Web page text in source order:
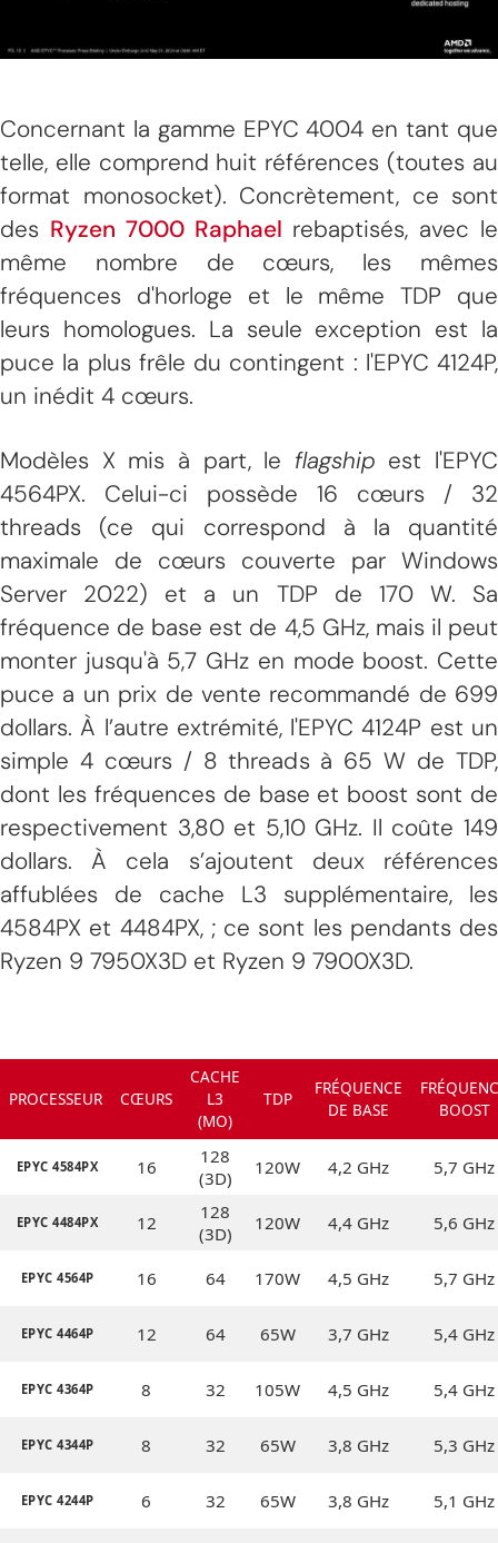
Concernant la gamme EPYC 4004 en tant que
telle, elle comprend huit références (toutes au
format monosocket). Concrètement, ce sont
des Ryzen 7000 Raphael rebaptisés, avec le
même nombre de cœurs, les mêmes
fréquences d'horloge et le même TDP que
leurs homologues. La seule exception est la
puce la plus frêle du contingent : l'EPYC 4124P,
un inédit 4 cœurs.
Modèles X mis à part, le flagship est l'EPYC
4564PX. Celui-ci possède 16 cœurs / 32
threads (ce qui correspond à la quantité
maximale de cœurs couverte par Windows
Server 2022) et a un TDP de 170 W. Sa
fréquence de base est de 4,5 GHz, mais il peut
monter jusqu'à 5,7 GHz en mode boost. Cette
puce a un prix de vente recommandé de 699
dollars. À l’autre extrémité, l'EPYC 4124P est un
simple 4 cœurs / 8 threads à 65 W de TDP,
dont les fréquences de base et boost sont de
respectivement 3,80 et 5,10 GHz. Il coûte 149
dollars. À cela s’ajoutent deux références
affublées de cache L3 supplémentaire, les
4584PX et 4484PX, ; ce sont les pendants des
Ryzen 9 7950X3D et Ryzen 9 7900X3D.
PROCESSEUR CŒURS
CACHE
L3
(MO)
TDP
FRÉQUENCE
DE BASE
BOOST
EPYC 4584PX 16
128
(3D)
120W 4,2 GHz 5,7 GHz
EPYC 4484PX 12
128
(3D)
120W 4,4 GHz 5,6 GHz
EPYC 4564P 16 64 170W 4,5 GHz 5,7 GHz
EPYC 4464P 12 64 65W 3,7 GHz 5,4 GHz
EPYC 4364P 8 32 105W 4,5 GHz 5,4 GHz
EPYC 4344P 8 32 65W 3,8 GHz 5,3 GHz
EPYC 4244P 6 32 65W 3,8 GHz 5,1 GHz